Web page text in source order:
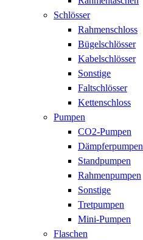
Schlösser
Rahmenschloss
Bügelschlösser
Kabelschlösser
Sonstige
Faltschlösser
Kettenschloss
Pumpen
CO2-Pumpen
Dämpferpumpen
Standpumpen
Rahmenpumpen
Sonstige
Tretpumpen
Mini-Pumpen
Flaschen